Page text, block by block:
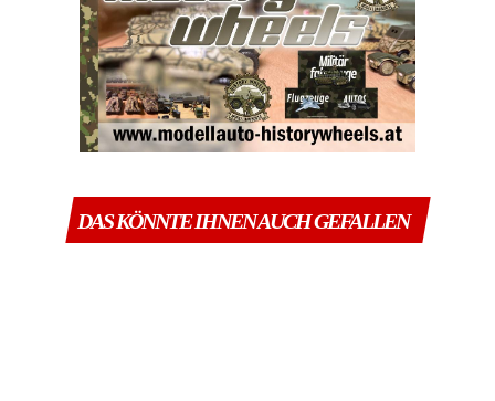
DAS KÖNNTE IHNEN AUCH GEFALLEN